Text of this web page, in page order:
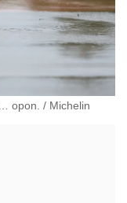
opon. / Michelin